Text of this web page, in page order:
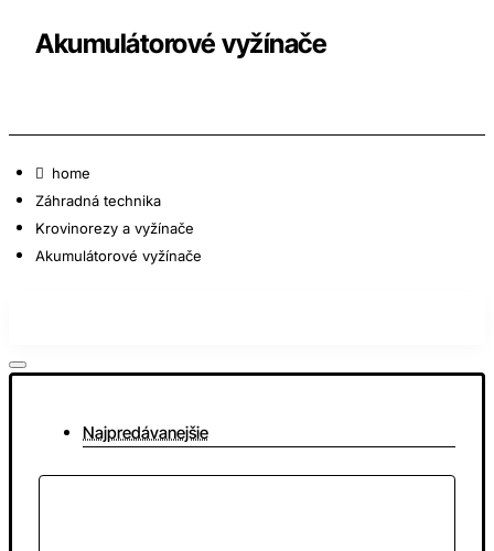
Akumulátorové vyžínače
home
Záhradná technika
Krovinorezy a vyžínače
Akumulátorové vyžínače
Najpredávanejšie